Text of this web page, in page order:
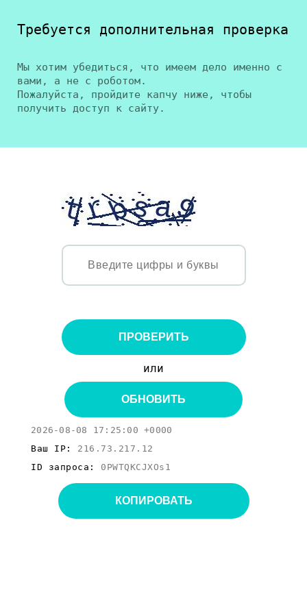
Требуется дополнительная проверка
Мы хотим убедиться, что имеем дело именно с
вами, а не с роботом.
Пожалуйста, пройдите капчу ниже, чтобы
получить доступ к сайту.
ПРОВЕРИТЬ
или
ОБНОВИТЬ
2026-08-08 17:25:00 +0000
Ваш IP: 216.73.217.12
ID запроса: 0PWTQKCJXOs1
КОПИРОВАТЬ